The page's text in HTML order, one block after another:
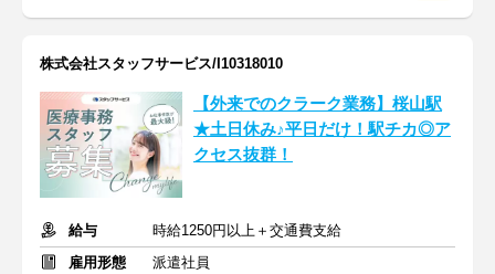
株式会社スタッフサービス/I10318010
【外来でのクラーク業務】桜山駅
★土日休み♪平日だけ！駅チカ◎ア
クセス抜群！
給与
時給1250円以上＋交通費支給
雇用形態
派遣社員